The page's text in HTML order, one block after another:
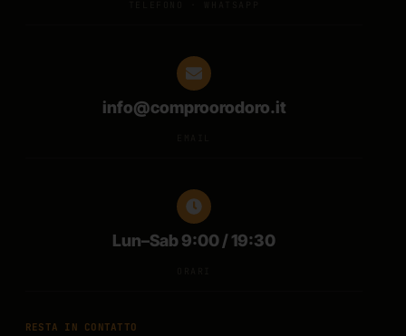
info@comproorodoro.it
Lun–Sab 9:00 / 19:30
RESTA IN CONTATTO